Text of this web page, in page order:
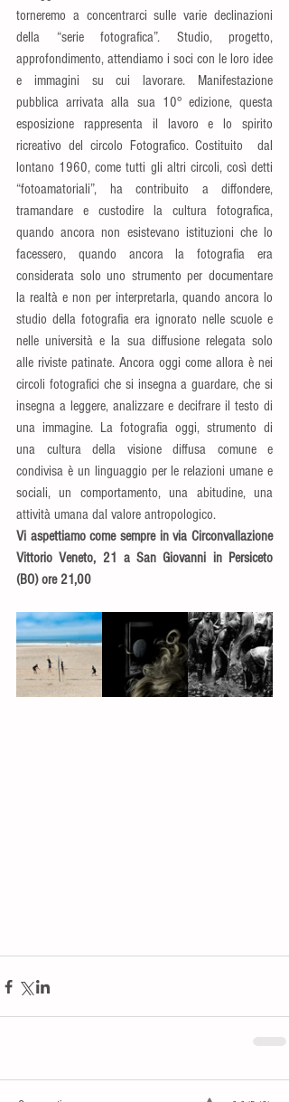
torneremo a concentrarci sulle varie declinazioni
della “serie fotografica”. Studio, progetto,
approfondimento, attendiamo i soci con le loro idee
e immagini su cui lavorare. Manifestazione
pubblica arrivata alla sua 10° edizione, questa
esposizione rappresenta il lavoro e lo spirito
ricreativo del circolo Fotografico. Costituito  dal
lontano 1960, come tutti gli altri circoli, così detti
“fotoamatoriali”, ha contribuito a diffondere,
tramandare e custodire la cultura fotografica,
quando ancora non esistevano istituzioni che lo
facessero, quando ancora la fotografia era
considerata solo uno strumento per documentare
la realtà e non per interpretarla, quando ancora lo
studio della fotografia era ignorato nelle scuole e
nelle università e la sua diffusione relegata solo
alle riviste patinate. Ancora oggi come allora è nei
circoli fotografici che si insegna a guardare, che si
insegna a leggere, analizzare e decifrare il testo di
una immagine. La fotografia oggi, strumento di
una cultura della visione diffusa comune e
condivisa è un linguaggio per le relazioni umane e
sociali, un comportamento, una abitudine, una
attività umana dal valore antropologico.
Vi aspettiamo come sempre in via Circonvallazione
Vittorio Veneto, 21 a San Giovanni in Persiceto
(BO) ore 21,00